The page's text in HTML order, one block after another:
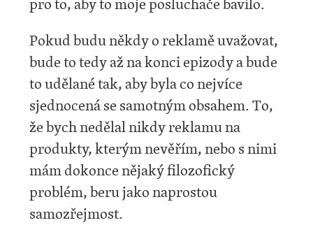
Pokud budu někdy o reklamě uvažovat,
bude to tedy až na konci epizody a bude
to udělané tak, aby byla co nejvíce
sjednocená se samotným obsahem. To,
že bych nedělal nikdy reklamu na
produkty, kterým nevěřím, nebo s nimi
mám dokonce nějaký filozofický
problém, beru jako naprostou
samozřejmost.